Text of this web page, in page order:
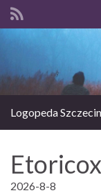
Logopeda Szczecin
2026-8-8